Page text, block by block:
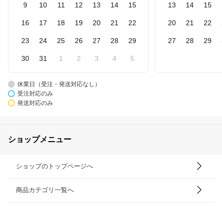
9 10 11 12 13 14 15
16 17 18 19 20 21 22
23 24 25 26 27 28 29
30 31 1 2 3 4 5
13 14 15
20 21 22
27 28 29
休業日（受注・発送対応なし）
受注対応のみ
発送対応のみ
ショップメニュー
ショップのトップページへ
商品カテゴリ一覧へ